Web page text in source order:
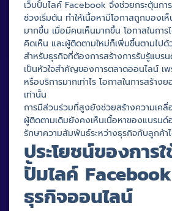
เว็บปั้มไลค์ Facebook จึงช่วยกระตุ้นกา
ช่วงเริ่มต้น ทำให้เนื้อหามีโอกาสถูกมองเ
มากขึ้น เมื่อมีคนเห็นมากขึ้น โอกาสในกา
คิดเห็น และผู้ติดตามใหม่ก็เพิ่มขึ้นตามไปด้
สำหรับธุรกิจที่ต้องการสร้างการรับรู้แบรน
เป็นหัวใจสำคัญของการตลาดออนไลน์ เ
หรือบริการมากเท่าไร โอกาสในการสร้า
เท่านั้น
การมีส่วนร่วมที่สูงยังช่วยสร้างความเคลื่
ผู้ติดตามเดิมยังคงเห็นเนื้อหาของแบรน
รักษาความสัมพันธ์ระหว่างธุรกิจกับลูกค้า
ประโยชน์ของการใ
ปั้มไลค์
ธุรกิจออนไลน์